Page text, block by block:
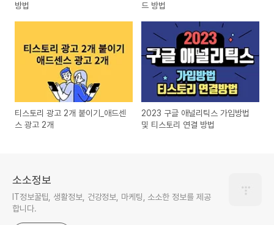
방법
드 방법
티스토리 광고 2개 붙이기_애드센
스 광고 2개
2023 구글 애널리틱스 가입방법
및 티스토리 연결 방법
소소정보
IT정보꿀팁, 생활정보, 건강정보, 마케팅, 소소한 정보를 제공
합니다.